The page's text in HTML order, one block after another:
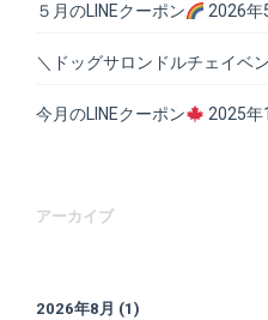
５月のLINEクーポン 2026年
＼ドッグサロンドルチェイベ
今月のLINEクーポン 2025年
アーカイブ
2026年8月 (1)